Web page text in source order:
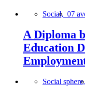
Social, 07
A Diploma
Education
Social sphere,